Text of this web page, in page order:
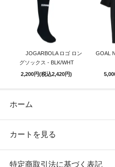
JOGARBOLA ロゴ ロン
グソックス - BLK/WHT
2,200円(税込2,420円)
GOAL
ホーム
カートを見る
特定商取引法に基づく表記